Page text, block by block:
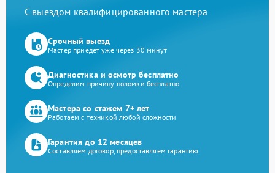
С выездом квалифицированного мастера
Срочный выезд
Мастер приедет уже через 30 минут
Диагностика и осмотр бесплатно
Определим причину поломки бесплатно
Мастера со стажем 7+ лет
Работаем с техникой любой сложности
Гарантия до 12 месяцев
Составляем договор, предоставляем гарантию